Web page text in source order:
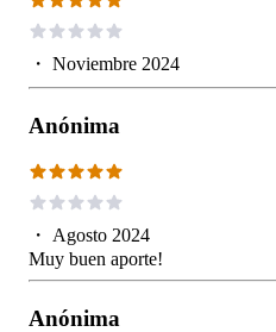
・ Noviembre 2024
Anónima
・ Agosto 2024
Muy buen aporte!
Anónima